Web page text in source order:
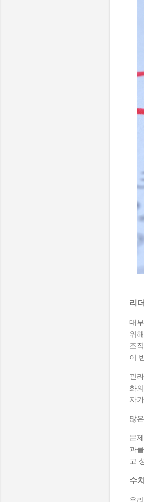
리
대
위
조
이
핀
화
자
많
문
과
고
수
우